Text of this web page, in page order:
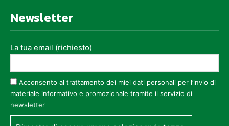
Newsletter
La tua email (richiesto)
Acconsento al trattamento dei miei dati personali per l’invio di
materiale informativo e promozionale tramite il servizio di
newsletter